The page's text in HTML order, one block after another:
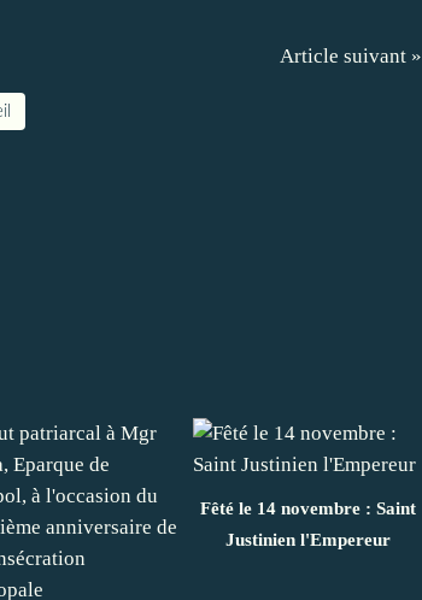
Article suivant »
Fêté le 14 novembre : Saint
Justinien l'Empereur